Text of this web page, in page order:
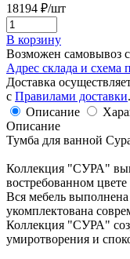
18194 ₽/шт
В корзину
Возможен самовывоз
Адрес склада и схема
Доставка
с Правилами доставки.
Описание
Описание
Тумба для ванной
Коллекция "СУРА"
востребованном
Вся мебель
укомплектована
Коллекция "СУРА"
умиротворения и